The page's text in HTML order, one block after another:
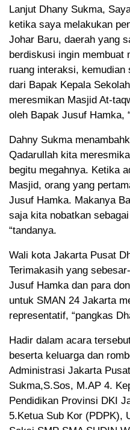
Lanjut Dhany Sukma,
ketika saya melakukan
Johar Baru, daerah yang
berdiskusi ingin membuat
ruang interaksi, kemudian
dari Bapak Kepala
meresmikan Masjid At-
oleh Bapak Jusuf Hamka,
Dahny Sukma
Qadarullah kita
begitu megahnya. Ketika
Masjid, orang yang
Jusuf Hamka. Makanya
saja kita nobatkan
“tandanya.
Wali kota Jakarta Pusat
Terimakasih yang
Jusuf Hamka dan para
untuk SMAN 24 Jakarta
representatif, “pangkas
Hadir dalam acara
beserta keluarga dan
Administrasi Jakarta
Sukma,S.Sos, M.AP 4.
Pendidikan Provinsi DKI
5.Ketua Sub Kor (PDPK),